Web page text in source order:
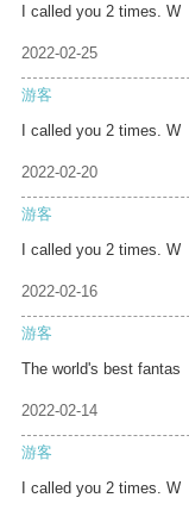
I called you 2 times. W
2022-02-25
游客
I called you 2 times. W
2022-02-20
游客
I called you 2 times. W
2022-02-16
游客
The world's best fantas
2022-02-14
游客
I called you 2 times. W